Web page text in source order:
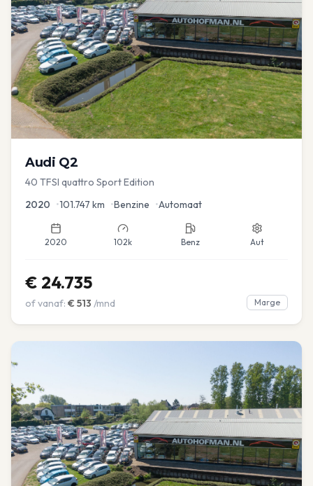
Audi Q2
40 TFSI quattro Sport Edition
2020 •101.747 km •Benzine •Automaat
2020 102k Benz Aut
€ 24.735
of vanaf: € 513 /mnd Marge